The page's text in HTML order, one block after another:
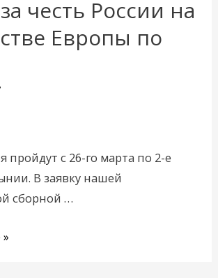
честь России на
Европы по
пройдут с 26-го марта по 2-е
В заявку нашей
сборной …